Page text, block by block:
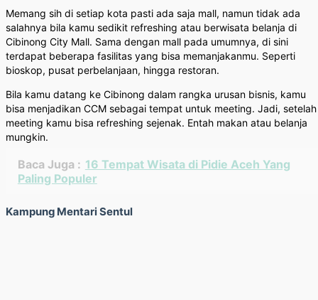
Memang sih di setiap kota pasti ada saja mall, namun tidak ada
salahnya bila kamu sedikit refreshing atau berwisata belanja di
Cibinong City Mall. Sama dengan mall pada umumnya, di sini
terdapat beberapa fasilitas yang bisa memanjakanmu. Seperti
bioskop, pusat perbelanjaan, hingga restoran.
Bila kamu datang ke Cibinong dalam rangka urusan bisnis, kamu
bisa menjadikan CCM sebagai tempat untuk meeting. Jadi, setelah
meeting kamu bisa refreshing sejenak. Entah makan atau belanja
mungkin.
Baca Juga : 16 Tempat Wisata di Pidie Aceh Yang
Paling Populer
Kampung Mentari Sentul